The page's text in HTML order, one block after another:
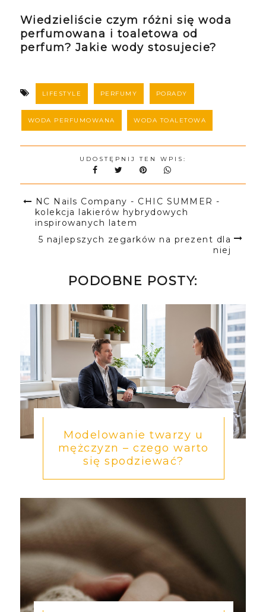
Wiedzieliście czym różni się woda
perfumowana i toaletowa od
perfum? Jakie wody stosujecie?
LIFESTYLE PERFUMY PORADY
WODA PERFUMOWANA WODA TOALETOWA
UDOSTĘPNIJ TEN WPIS:
NC Nails Company - CHIC SUMMER -
kolekcja lakierów hybrydowych
inspirowanych latem
5 najlepszych zegarków na prezent dla
niej
PODOBNE POSTY:
Modelowanie twarzy u
mężczyzn – czego warto
się spodziewać?